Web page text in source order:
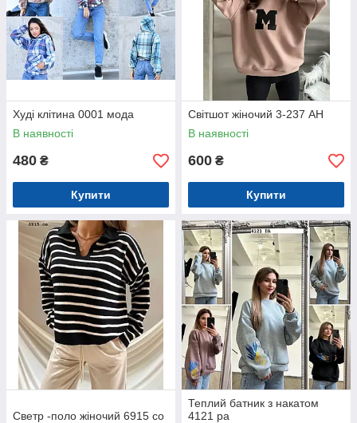
Худі клітина 0001 мода
В наявності
480 ₴
Купити
Світшот жіночий 3-237 АН
В наявності
600 ₴
Купити
Светр -поло жіночий 6915 со
Теплий батник з накатом
4121 ра